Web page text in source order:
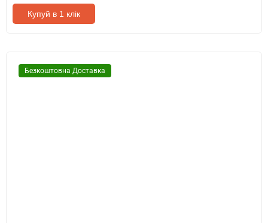
Купуй в 1 клік
Безкоштовна Доставка